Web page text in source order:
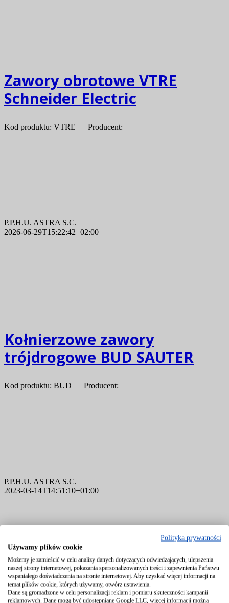
Zawory obrotowe VTRE
Schneider Electric
Kod produktu: VTRE Producent:
P.P.H.U. ASTRA S.C.
2026-06-29T15:22:42+02:00
Kołnierzowe zawory
trójdrogowe BUD SAUTER
Kod produktu: BUD Producent:
P.P.H.U. ASTRA S.C.
2023-03-14T14:51:10+01:00
Zawory regulacyjne VLA100
Polityka prywatności
Używamy plików cookie
Możemy je zamieścić w celu analizy danych dotyczących odwiedzających, ulepszenia
naszej strony internetowej, pokazania spersonalizowanych treści i zapewnienia Państwu
wspaniałego doświadczenia na stronie internetowej. Aby uzyskać więcej informacji na
temat plików cookie, których używamy, otwórz ustawienia.
Dane są gromadzone w celu personalizacji reklam i pomiaru skuteczności kampanii
reklamowych. Dane mogą być udostępniane Google LLC, więcej informacji można